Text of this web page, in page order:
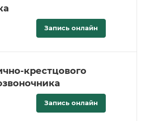
Запись онлайн
крестцового
Запись онлайн